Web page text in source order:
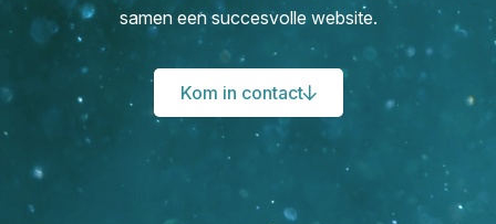
samen een succesvolle website.
Kom in contact